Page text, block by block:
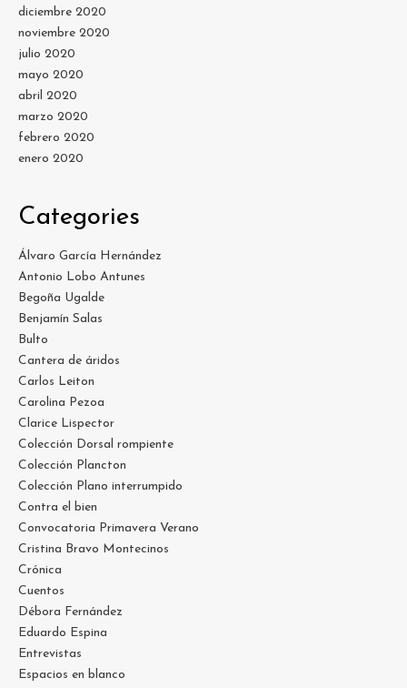
diciembre 2020
noviembre 2020
julio 2020
mayo 2020
abril 2020
marzo 2020
febrero 2020
enero 2020
Categories
Álvaro García Hernández
Antonio Lobo Antunes
Begoña Ugalde
Benjamín Salas
Bulto
Cantera de áridos
Carlos Leiton
Carolina Pezoa
Clarice Lispector
Colección Dorsal rompiente
Colección Plancton
Colección Plano interrumpido
Contra el bien
Convocatoria Primavera Verano
Cristina Bravo Montecinos
Crónica
Cuentos
Débora Fernández
Eduardo Espina
Entrevistas
Espacios en blanco